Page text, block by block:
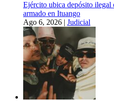
Ejército ubica depósito
armado en Ituango
Ago 6, 2026 | Judicial